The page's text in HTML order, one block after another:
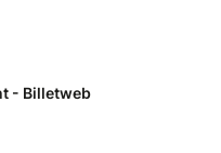
Erik Satie et